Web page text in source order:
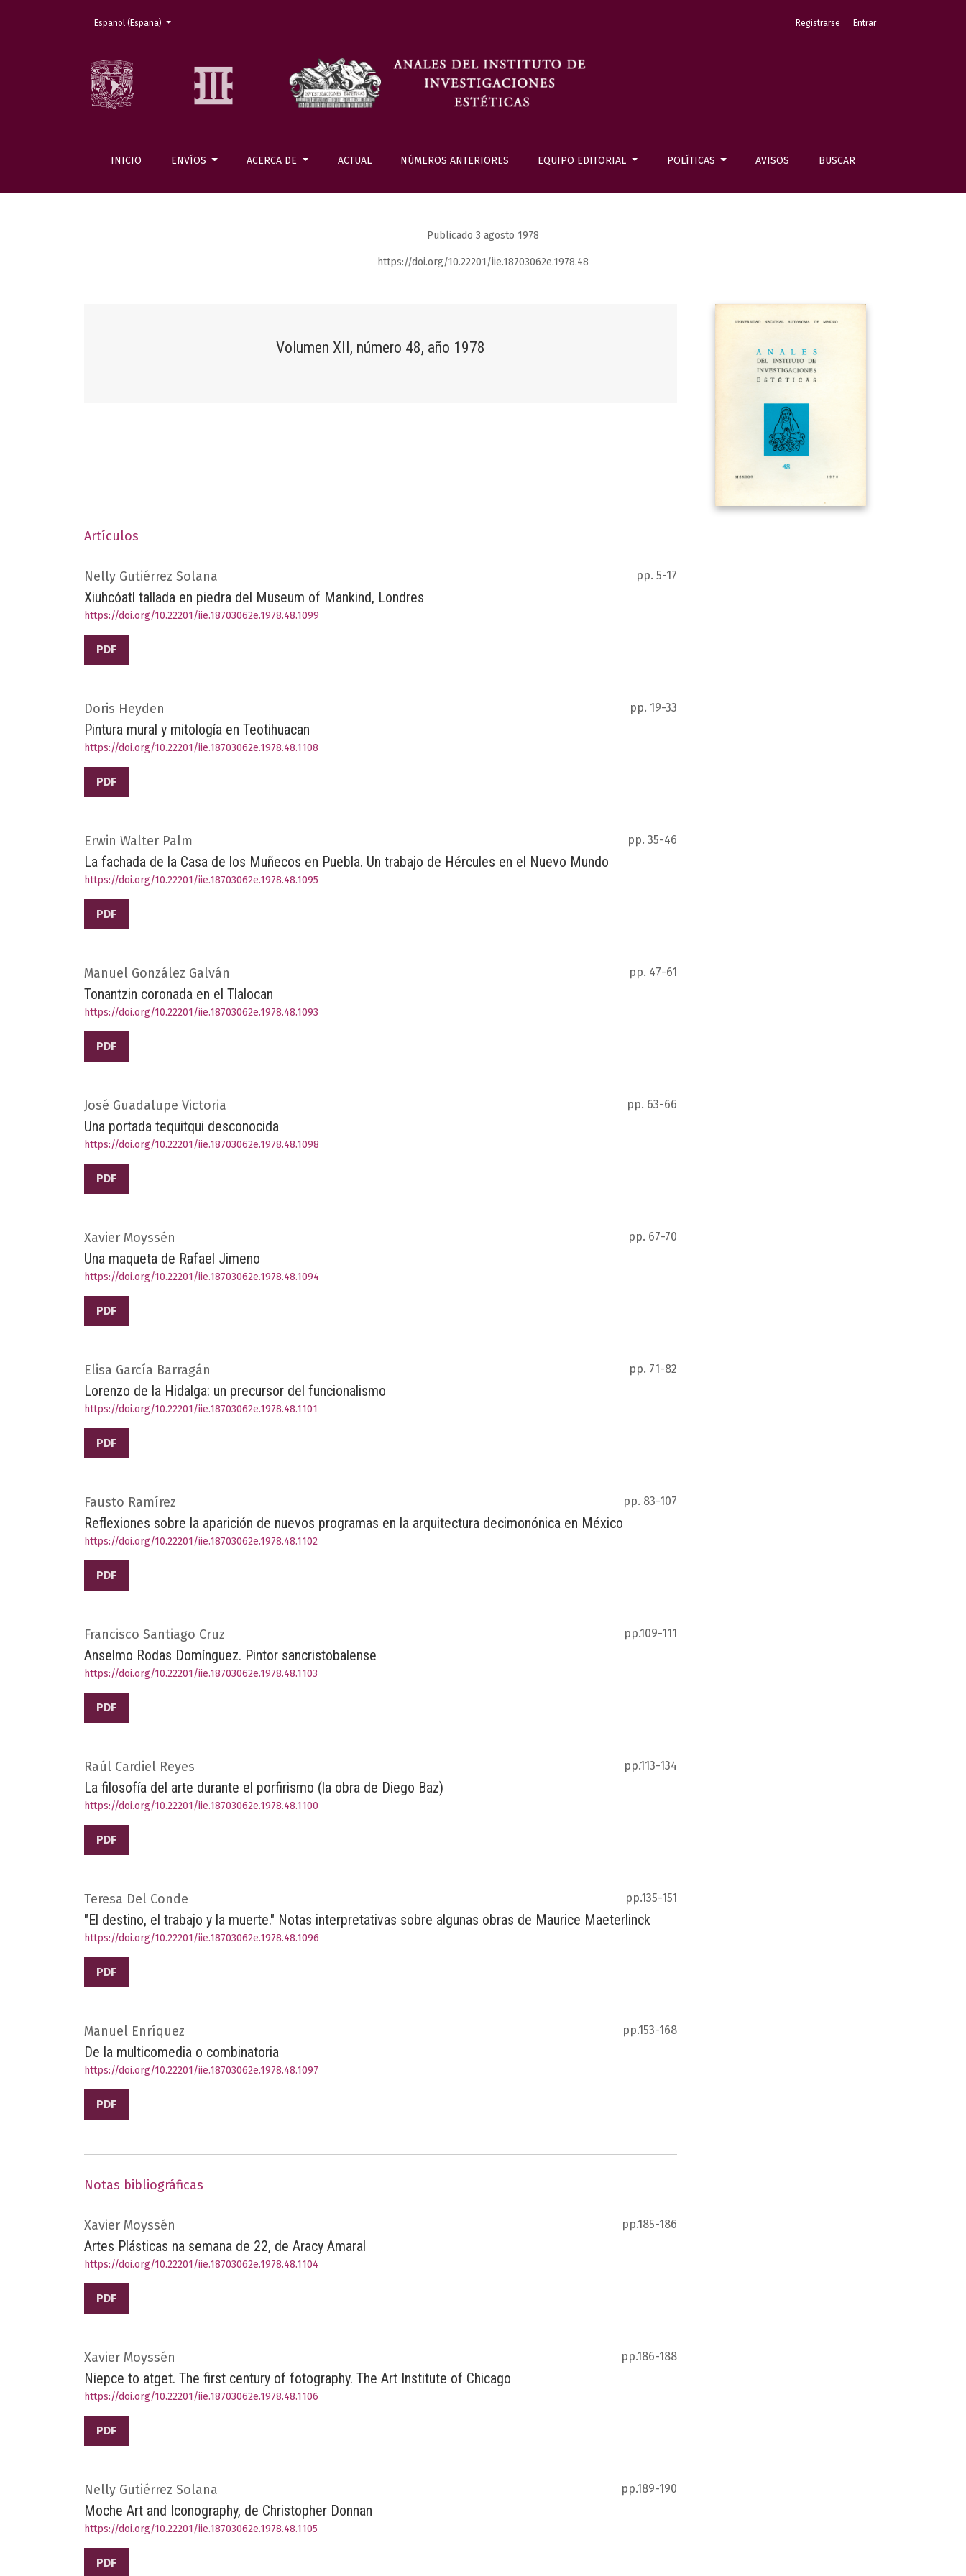
INICIO ENVÍOS ACERCA DE ACTUAL NÚMEROS ANTERIORES EQUIPO EDITORIAL POLÍTICAS AVISOS BUSCAR
Registrarse Entrar
Cambiar el idioma. El actual es:
Español (España)
Publicado 3 agosto 1978
https://doi.org/10.22201/iie.18703062e.1978.48
Volumen XII, número 48, año 1978
Artículos
Nelly Gutiérrez Solana pp. 5-17
Xiuhcóatl tallada en piedra del Museum of Mankind, Londres
https://doi.org/10.22201/iie.18703062e.1978.48.1099
PDF
Doris Heyden pp. 19-33
Pintura mural y mitología en Teotihuacan
https://doi.org/10.22201/iie.18703062e.1978.48.1108
PDF
Erwin Walter Palm pp. 35-46
La fachada de la Casa de los Muñecos en Puebla. Un trabajo de Hércules en el Nuevo Mundo
https://doi.org/10.22201/iie.18703062e.1978.48.1095
PDF
Manuel González Galván pp. 47-61
Tonantzin coronada en el Tlalocan
https://doi.org/10.22201/iie.18703062e.1978.48.1093
PDF
José Guadalupe Victoria pp. 63-66
Una portada tequitqui desconocida
https://doi.org/10.22201/iie.18703062e.1978.48.1098
PDF
Xavier Moyssén pp. 67-70
Una maqueta de Rafael Jimeno
https://doi.org/10.22201/iie.18703062e.1978.48.1094
PDF
Elisa García Barragán pp. 71-82
Lorenzo de la Hidalga: un precursor del funcionalismo
https://doi.org/10.22201/iie.18703062e.1978.48.1101
PDF
Fausto Ramírez pp. 83-107
Reflexiones sobre la aparición de nuevos programas en la arquitectura decimonónica en México
https://doi.org/10.22201/iie.18703062e.1978.48.1102
PDF
Francisco Santiago Cruz pp.109-111
Anselmo Rodas Domínguez. Pintor sancristobalense
https://doi.org/10.22201/iie.18703062e.1978.48.1103
PDF
Raúl Cardiel Reyes pp.113-134
La filosofía del arte durante el porfirismo (la obra de Diego Baz)
https://doi.org/10.22201/iie.18703062e.1978.48.1100
PDF
Teresa Del Conde pp.135-151
"El destino, el trabajo y la muerte." Notas interpretativas sobre algunas obras de Maurice Maeterlinck
https://doi.org/10.22201/iie.18703062e.1978.48.1096
PDF
Manuel Enríquez pp.153-168
De la multicomedia o combinatoria
https://doi.org/10.22201/iie.18703062e.1978.48.1097
PDF
Notas bibliográficas
Xavier Moyssén pp.185-186
Artes Plásticas na semana de 22, de Aracy Amaral
https://doi.org/10.22201/iie.18703062e.1978.48.1104
PDF
Xavier Moyssén pp.186-188
Niepce to atget. The first century of fotography. The Art Institute of Chicago
https://doi.org/10.22201/iie.18703062e.1978.48.1106
PDF
Nelly Gutiérrez Solana pp.189-190
Moche Art and Iconography, de Christopher Donnan
https://doi.org/10.22201/iie.18703062e.1978.48.1105
PDF